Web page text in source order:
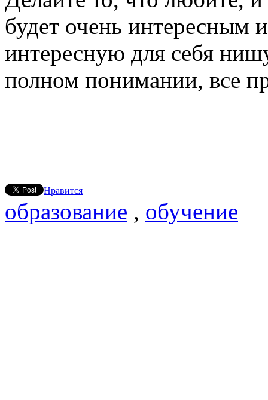
будет очень интересным
интересную для себя
полном понимании, все
Нравится
образование , обучение